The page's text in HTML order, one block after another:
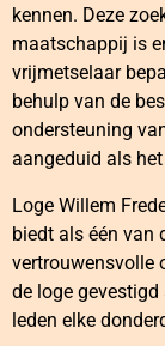
kennen. Deze
maatschappij is
vrijmetselaar
behulp van de
ondersteuning
aangeduid als
Loge Willem
biedt als één van
vertrouwensvolle
de loge
leden elke